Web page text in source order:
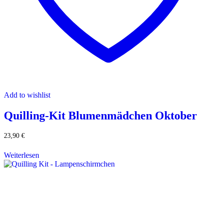
Add to wishlist
Quilling-Kit Blumenmädchen Oktober
23,90 €
Weiterlesen